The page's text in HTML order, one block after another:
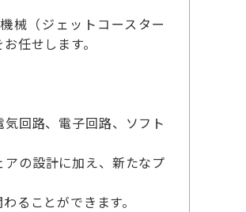
械（ジェットコースター
任せします。
回路、電子回路、ソフト
の設計に加え、新たなプ
ることができます。